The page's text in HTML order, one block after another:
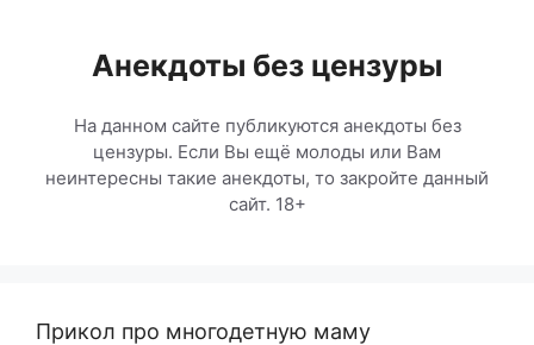
содержимомуАнекдоты без цензуры
На данном сайте публикуются анекдоты без
цензуры. Если Вы ещё молоды или Вам
неинтересны такие анекдоты, то закройте данный
сайт. 18+
Прикол про многодетную маму